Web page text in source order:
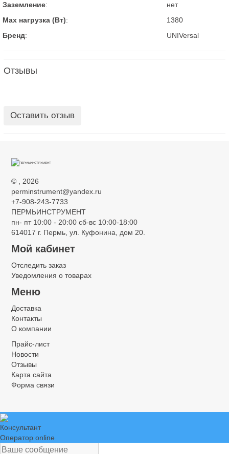
Заземление:
нет
Max нагрузка (Вт):
1380
Бренд: UNIVersal
Отзывы
Оставить отзыв
©
, 2026
perminstrument@yandex.ru
+7-908-243-7733
ПЕРМЬИНСТРУМЕНТ
пн- пт 10:00 - 20:00 сб-вс 10:00-18:00
614017 г. Пермь, ул. Куфонина, дом 20.
Мой кабинет
Отследить заказ
Уведомления о товарах
Меню
Доставка
Контакты
О компании
Прайс-лист
Новости
Отзывы
Карта сайта
Форма связи
Консультант
Оператор online